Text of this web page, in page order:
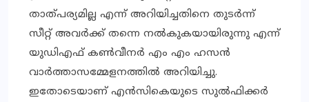
താത്പര്യമില്ല എന്ന് അറിയിച്ചതിനെ തുടർന്ന്
സീറ്റ് അവർക്ക് തന്നെ നൽകുകയായിരുന്നു എന്ന്
യുഡിഎഫ് കൺവീനർ എം എം ഹസൻ
വാർത്താസമ്മേളനത്തിൽ അറിയിച്ചു.
ഇതോടെയാണ് എൻസികെയുടെ സുൽഫിക്കർ